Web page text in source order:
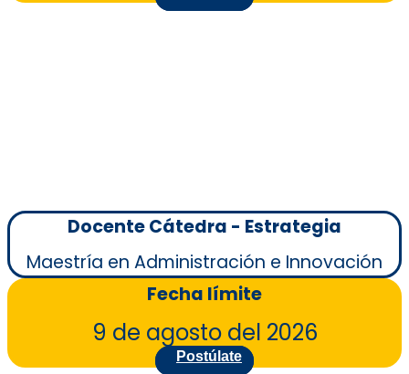
Docente Cátedra - Estrategia
Maestría en Administración e Innovación
Fecha límite
9 de agosto del 2026
Postúlate